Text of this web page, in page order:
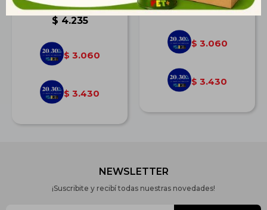
Porte 10,1 Kg
$ 4.235
$ 3.060
$ 3.430
$ 4.235
$ 3.060
$ 3.430
NEWSLETTER
¡Suscribite y recibí todas nuestras novedades!